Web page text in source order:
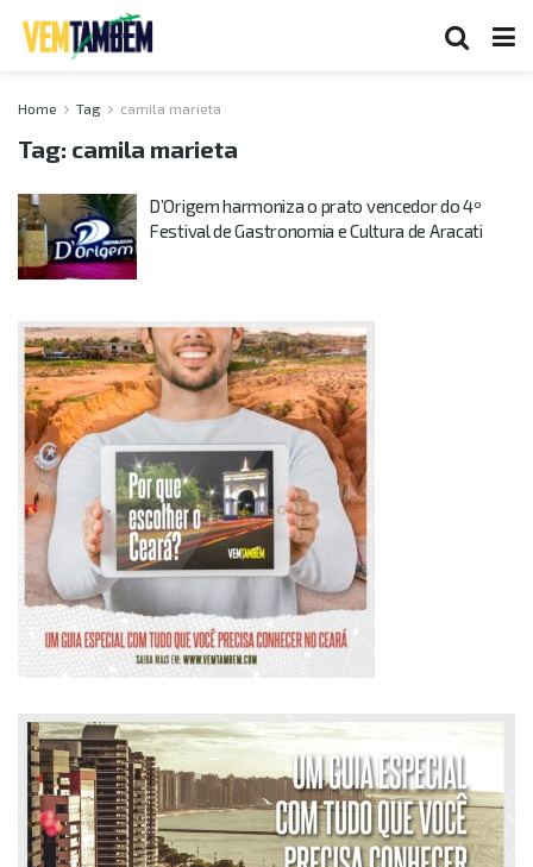
Home Tag camila marieta
Tag: camila marieta
D’Origem harmoniza o prato vencedor do 4º
Festival de Gastronomia e Cultura de Aracati